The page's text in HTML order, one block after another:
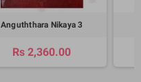
Anguththara Nikaya 3
Rs 2,360.00